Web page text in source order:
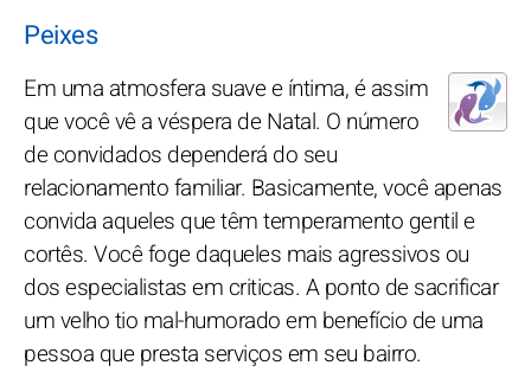
Peixes
Em uma atmosfera suave e íntima, é assim
que você vê a véspera de Natal. O número
de convidados dependerá do seu
relacionamento familiar. Basicamente, você apenas
convida aqueles que têm temperamento gentil e
cortês. Você foge daqueles mais agressivos ou
dos especialistas em criticas. A ponto de sacrificar
um velho tio mal-humorado em benefício de uma
pessoa que presta serviços em seu bairro.